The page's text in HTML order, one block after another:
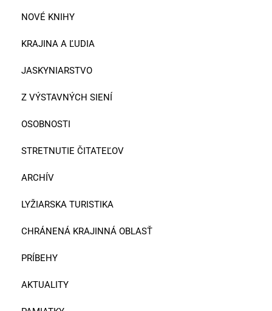
NOVÉ KNIHY
KRAJINA A ĽUDIA
JASKYNIARSTVO
Z VÝSTAVNÝCH SIENÍ
OSOBNOSTI
STRETNUTIE ČITATEĽOV
ARCHÍV
LYŽIARSKA TURISTIKA
CHRÁNENÁ KRAJINNÁ OBLASŤ
PRÍBEHY
AKTUALITY